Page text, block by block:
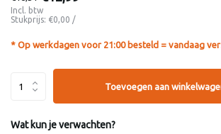
Incl. btw
Stukprijs: €0,00 /
* Op werkdagen voor 21:00 besteld = vandaag
Toevoegen aan
Wat kun je verwachten?